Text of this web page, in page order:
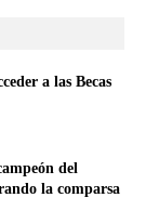
a las Becas
del
la comparsa